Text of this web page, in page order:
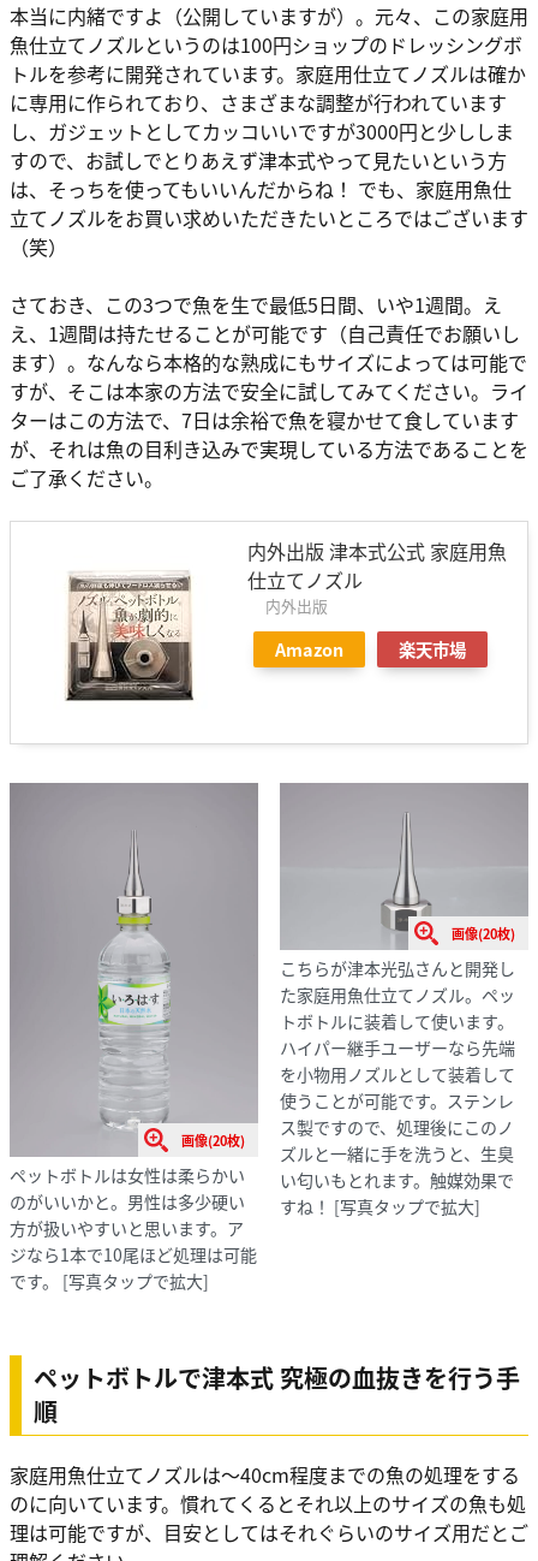
本当に内緒ですよ（公開していますが）。元々、この家庭用
魚仕立てノズルというのは100円ショップのドレッシングボ
トルを参考に開発されています。家庭用仕立てノズルは確か
に専用に作られており、さまざまな調整が行われています
し、ガジェットとしてカッコいいですが3000円と少ししま
すので、お試しでとりあえず津本式やって見たいという方
は、そっちを使ってもいいんだからね！ でも、家庭用魚仕
立てノズルをお買い求めいただきたいところではございます
（笑）
さておき、この3つで魚を生で最低5日間、いや1週間。え
え、1週間は持たせることが可能です（自己責任でお願いし
ます）。なんなら本格的な熟成にもサイズによっては可能で
すが、そこは本家の方法で安全に試してみてください。ライ
ターはこの方法で、7日は余裕で魚を寝かせて食しています
が、それは魚の目利き込みで実現している方法であることを
ご了承ください。
内外出版 津本式公式 家庭用魚
仕立てノズル
内外出版
Amazon 楽天市場
画像(20枚)
ペットボトルは女性は柔らかい
のがいいかと。男性は多少硬い
方が扱いやすいと思います。ア
ジなら1本で10尾ほど処理は可能
です。
[写真タップで拡大]
画像(20枚)
こちらが津本光弘さんと開発し
た家庭用魚仕立てノズル。ペッ
トボトルに装着して使います。
ハイパー継手ユーザーなら先端
を小物用ノズルとして装着して
使うことが可能です。ステンレ
ス製ですので、処理後にこのノ
ズルと一緒に手を洗うと、生臭
い匂いもとれます。触媒効果で
すね！ [写真タップで拡大]
ペットボトルで津本式 究極の血抜きを行う手
順
家庭用魚仕立てノズルは〜40cm程度までの魚の処理をする
のに向いています。慣れてくるとそれ以上のサイズの魚も処
理は可能ですが、目安としてはそれぐらいのサイズ用だとご